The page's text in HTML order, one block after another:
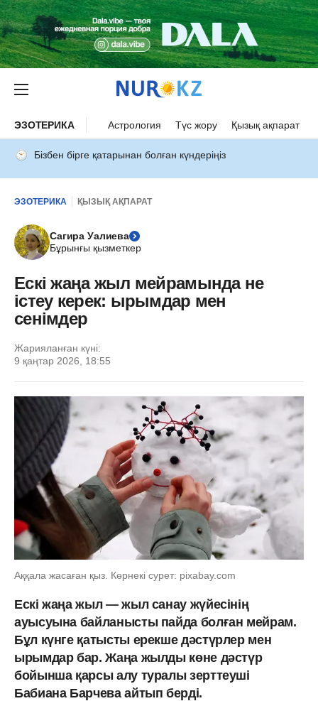
ЭЗОТЕРИКА Астрология Түс жору Қызық ақпарат
Бізбен бірге қатарынан болған күндеріңіз
ЭЗОТЕРИКА ҚЫЗЫҚ АҚПАРАТ
Сагира Уалиева
Бұрынғы қызметкер
Ескі жаңа жыл мейрамында не
істеу керек: ырымдар мен
сенімдер
Жарияланған күні:
9 қаңтар 2026, 18:55
Аққала жасаған қыз. Көрнекі сурет: pixabay.com
Ескі жаңа жыл — жыл санау жүйесінің
ауысуына байланысты пайда болған мейрам.
Бұл күнге қатысты ерекше дәстүрлер мен
ырымдар бар. Жаңа жылды көне дәстүр
бойынша қарсы алу туралы зерттеуші
Бабиана Барчева айтып берді.